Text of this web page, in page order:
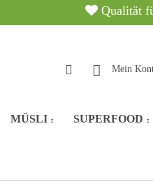
Qualität
Mein
MÜSLI SUPERFOOD